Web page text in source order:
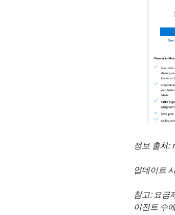
정보 출처
업데이트
참고: 요금
이전트 수